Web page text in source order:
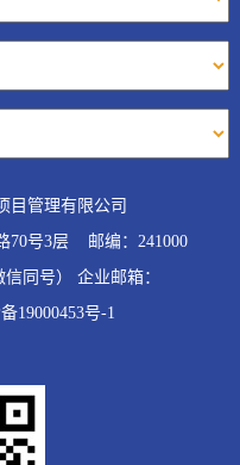
目管理有限公司
70号3层 邮编：241000
同号） 企业邮箱：
19000453号-1